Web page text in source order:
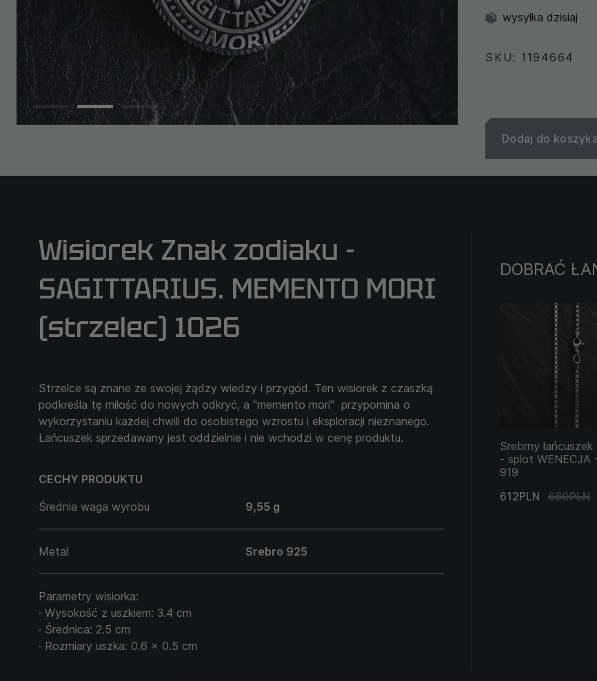
wysyłka dzisiaj
SKU: 1194664
Dodaj do koszyka
Wisiorek Znak zodiaku -
SAGITTARIUS. MEMENTO MORI
(strzelec) 1026
Strzelce są znane ze swojej żądzy wiedzy i przygód. Ten wisiorek z czaszką
podkreśla tę miłość do nowych odkryć, a "memento mori" przypomina o
wykorzystaniu każdej chwili do osobistego wzrostu i eksploracji nieznanego.
Łańcuszek sprzedawany jest oddzielnie i nie wchodzi w cenę produktu.
CECHY PRODUKTU
Średnia waga wyrobu
9,55 g
Metal Srebro 925
Parametry wisiorka:
· Wysokość z uszkiem: 3.4 cm
· Średnica: 2.5 cm
· Rozmiary uszka: 0.6 x 0.5 cm
DOBRAĆ
Srebrny łańcuszek
- splot WENECJA
919
612PLN
680PLN